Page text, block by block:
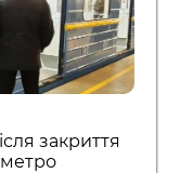
закриття
метро